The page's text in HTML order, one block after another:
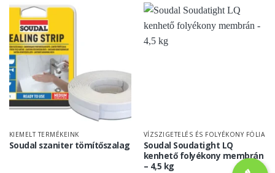
KIEMELT TERMÉKEINK
Soudal szaniter tömítőszalag
VÍZSZIGETELÉS ÉS FOLYÉKONY FÓLIA
Soudal Soudatight LQ
kenhető folyékony membrán
– 4,5 kg